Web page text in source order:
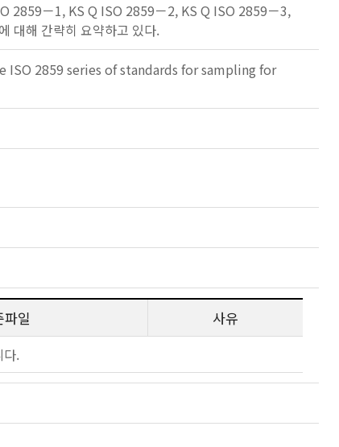
2859－1, KS Q ISO 2859－2, KS Q ISO 2859－3,
대해 간략히 요약하고 있다.
2859 series of standards for sampling for
파일 사유
다.